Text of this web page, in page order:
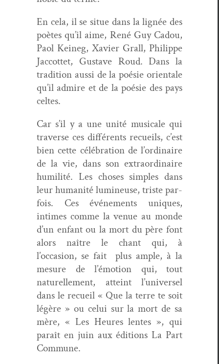
En cela, il se situe dans la lignée des
poètes qu’il aime, René Guy Cadou,
Paol Keineg, Xavier Grall, Philippe
Jac­cot­tet, Gus­tave Roud. Dans la
tra­di­tion aus­si de la poésie ori­en­tale
qu’il admire et de la poésie des pays
celtes.
Car s’il y a une unité musi­cale qui
tra­verse ces dif­férents recueils, c’est
bien cette célébra­tion de l’ordinaire
de la vie, dans son extra­or­di­naire
humil­ité. Les choses sim­ples dans
leur human­ité lumineuse, triste par­
fois. Ces événe­ments uniques,
intimes comme la venue au monde
d’un enfant ou la mort du père font
alors naître le chant qui, à
l’occasion, se fait plus ample, à la
mesure de l’émotion qui, tout
naturelle­ment, atteint l’universel
dans le recueil « Que la terre te soit
légère » ou celui sur la mort de sa
mère, « Les Heures lentes », qui
paraît en juin aux édi­tions La Part
Commune.